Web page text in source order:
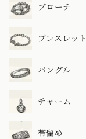
ブローチ
ブレスレット
バングル
チャーム
帯留め